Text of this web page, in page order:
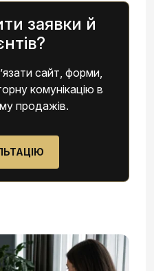
заявки й
сайт, форми,
комунікацію в
продажів.